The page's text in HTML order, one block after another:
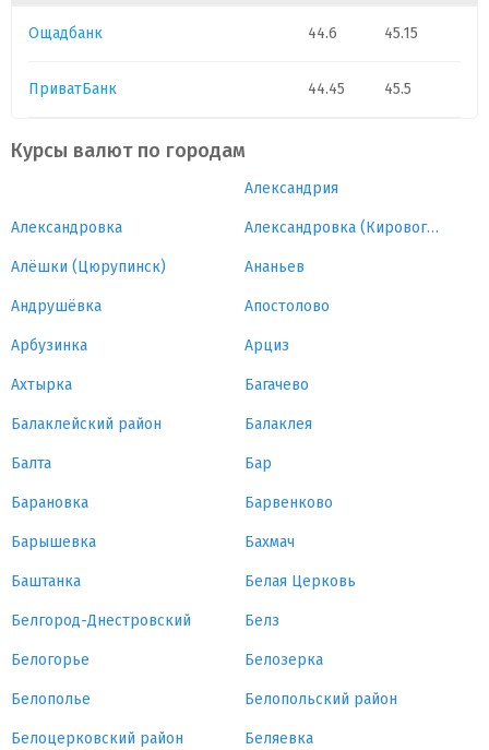
Ощадбанк 44.6 45.15
ПриватБанк 44.45 45.5
Курсы валют по городам
Александрия
Александровка Александровка (Кировоградская область)
Алёшки (Цюрупинск) Ананьев
Андрушёвка Апостолово
Арбузинка Арциз
Ахтырка Багачево
Балаклейский район Балаклея
Балта Бар
Барановка Барвенково
Барышевка Бахмач
Баштанка Белая Церковь
Белгород-Днестровский Белз
Белогорье Белозерка
Белополье Белопольский район
Белоцерковский район Беляевка